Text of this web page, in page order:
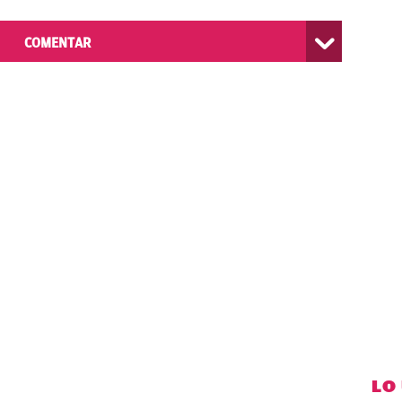
COMENTAR
LO